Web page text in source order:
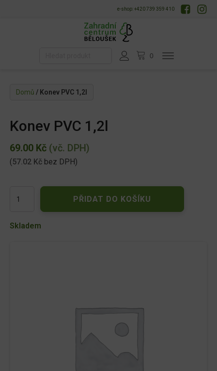
e-shop: +420 739 359 410
Domů / Konev PVC 1,2l
Konev PVC 1,2l
69.00 Kč (vč. DPH)
(57.02 Kč bez DPH)
PVC
množství
PŘIDAT DO KOŠÍKU
Skladem